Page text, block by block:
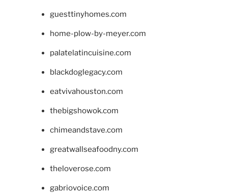
guesttinyhomes.com
home-plow-by-meyer.com
palatelatincuisine.com
blackdoglegacy.com
eatvivahouston.com
thebigshowok.com
chimeandstave.com
greatwallseafoodny.com
theloverose.com
gabriovoice.com